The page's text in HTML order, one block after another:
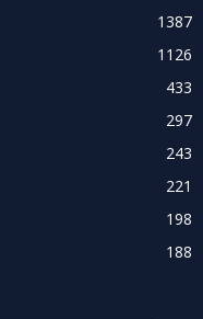
1387
1126
433
297
243
221
198
188